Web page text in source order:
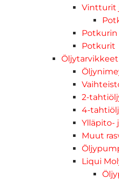
Vintturit
Potkurin
Potkurit
Öljytarvikkeet
2-
4-
Ylläpito-
Muut
Liqui